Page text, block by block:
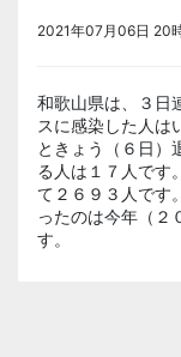
2021年07月06日 20
和歌山県は、３日
スに感染した人は
ときょう（６日）
る人は１７人です
て２６９３人です
ったのは今年（２
す。